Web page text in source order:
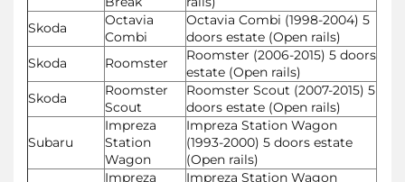
Skoda
Octavia
Combi
Octavia Combi (1998-2004) 5
doors estate (Open rails)
Skoda
Roomster
Roomster (2006-2015) 5 doors
estate (Open rails)
Skoda
Roomster
Scout
Roomster Scout (2007-2015) 5
doors estate (Open rails)
Subaru
Impreza
Station
Wagon
Impreza Station Wagon
(1993-2000) 5 doors estate
(Open rails)
Impreza
Impreza Station Wagon